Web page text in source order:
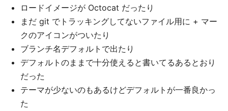
ロードイメージが Octocat だったり
まだ git でトラッキングしてないファイル用に + マー
クのアイコンがついたり
ブランチ名デフォルトで出たり
デフォルトのままで十分使えると書いてるあるとおり
だった
テーマが少ないのもあるけどデフォルトが一番良かっ
た